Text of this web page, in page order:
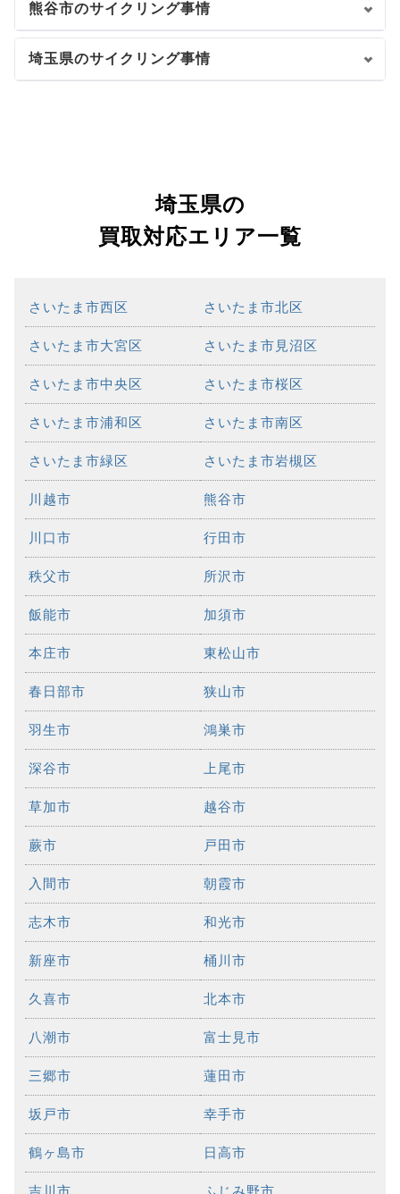
熊谷市のサイクリング事情
埼玉県のサイクリング事情
埼玉県の
買取対応エリア一覧
さいたま市西区 さいたま市北区
さいたま市大宮区 さいたま市見沼区
さいたま市中央区 さいたま市桜区
さいたま市浦和区 さいたま市南区
さいたま市緑区 さいたま市岩槻区
川越市 熊谷市
川口市 行田市
秩父市 所沢市
飯能市 加須市
本庄市 東松山市
春日部市 狭山市
羽生市 鴻巣市
深谷市 上尾市
草加市 越谷市
蕨市 戸田市
入間市 朝霞市
志木市 和光市
新座市 桶川市
久喜市 北本市
八潮市 富士見市
三郷市 蓮田市
坂戸市 幸手市
鶴ヶ島市 日高市
吉川市 ふじみ野市